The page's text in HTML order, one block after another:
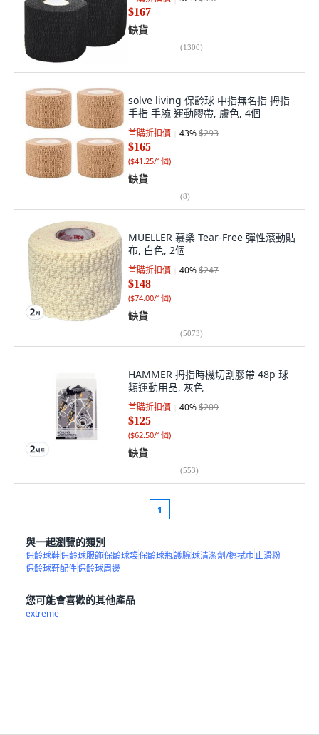
$167
缺貨
(1300)
solve living 保齡球 中指無名指 拇指
手指 手腕 運動膠帶, 膚色, 4個
首購折扣價 43%$293
$165
($41.25/1個)
缺貨
(8)
MUELLER 慕樂 Tear-Free 彈性滾動貼
布, 白色, 2個
首購折扣價 40%$247
$148
($74.00/1個)
缺貨
(5073)
HAMMER 拇指時機切割膠帶 48p 球
類運動用品, 灰色
首購折扣價 40%$209
$125
($62.50/1個)
缺貨
(553)
1
與一起瀏覽的類別
保齡球鞋保齡球服飾保齡球袋保齡球瓶護腕球清潔劑/擦拭巾止滑粉
保齡球鞋配件保齡球周邊
您可能會喜歡的其他產品
extreme